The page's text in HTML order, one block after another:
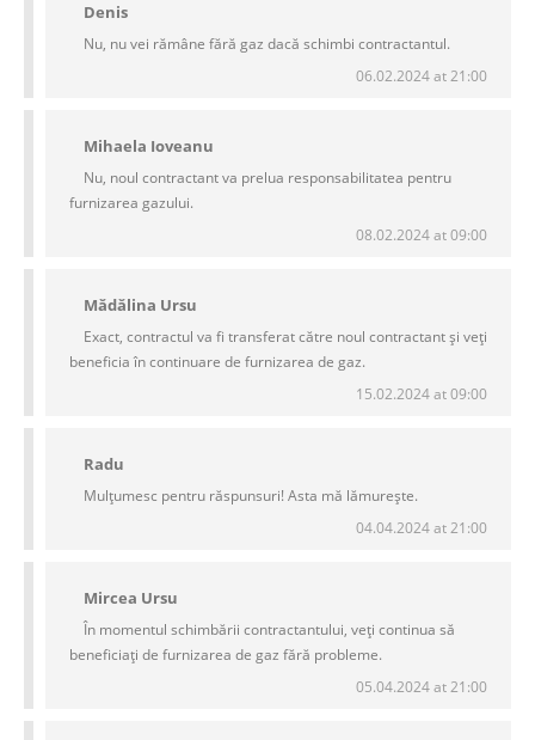
Denis
Nu, nu vei rămâne fără gaz dacă schimbi contractantul.
06.02.2024 at 21:00
Mihaela Ioveanu
Nu, noul contractant va prelua responsabilitatea pentru
furnizarea gazului.
08.02.2024 at 09:00
Mădălina Ursu
Exact, contractul va fi transferat către noul contractant și veți
beneficia în continuare de furnizarea de gaz.
15.02.2024 at 09:00
Radu
Mulțumesc pentru răspunsuri! Asta mă lămurește.
04.04.2024 at 21:00
Mircea Ursu
În momentul schimbării contractantului, veți continua să
beneficiați de furnizarea de gaz fără probleme.
05.04.2024 at 21:00